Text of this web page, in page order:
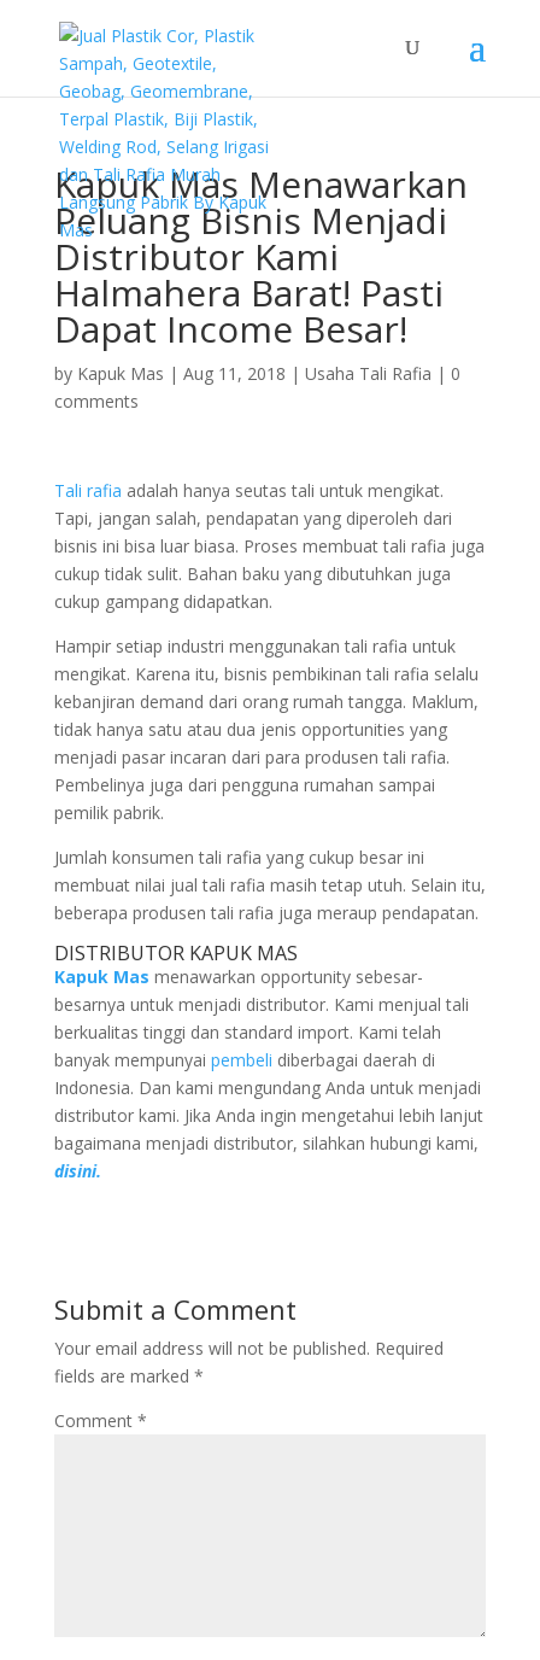
Kapuk Mas Menawarkan
Peluang Bisnis Menjadi
Distributor Kami
Halmahera Barat! Pasti
Dapat Income Besar!
by Kapuk Mas | Aug 11, 2018 | Usaha Tali Rafia | 0
comments
Tali rafia adalah hanya seutas tali untuk mengikat.
Tapi, jangan salah, pendapatan yang diperoleh dari
bisnis ini bisa luar biasa. Proses membuat tali rafia juga
cukup tidak sulit. Bahan baku yang dibutuhkan juga
cukup gampang didapatkan.
Hampir setiap industri menggunakan tali rafia untuk
mengikat. Karena itu, bisnis pembikinan tali rafia selalu
kebanjiran demand dari orang rumah tangga. Maklum,
tidak hanya satu atau dua jenis opportunities yang
menjadi pasar incaran dari para produsen tali rafia.
Pembelinya juga dari pengguna rumahan sampai
pemilik pabrik.
Jumlah konsumen tali rafia yang cukup besar ini
membuat nilai jual tali rafia masih tetap utuh. Selain itu,
beberapa produsen tali rafia juga meraup pendapatan.
DISTRIBUTOR KAPUK MAS
Kapuk Mas menawarkan opportunity sebesar-
besarnya untuk menjadi distributor. Kami menjual tali
berkualitas tinggi dan standard import. Kami telah
banyak mempunyai pembeli diberbagai daerah di
Indonesia. Dan kami mengundang Anda untuk menjadi
distributor kami. Jika Anda ingin mengetahui lebih lanjut
bagaimana menjadi distributor, silahkan hubungi kami,
disini.
Submit a Comment
Your email address will not be published. Required
fields are marked *
Comment *